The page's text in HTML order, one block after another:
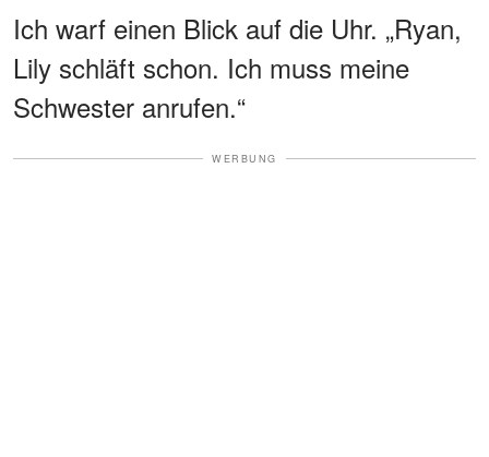
Ich warf einen Blick auf die Uhr. „Ryan,
Lily schläft schon. Ich muss meine
Schwester anrufen.“
WERBUNG